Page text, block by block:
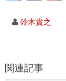
鈴木貴之
関連記事